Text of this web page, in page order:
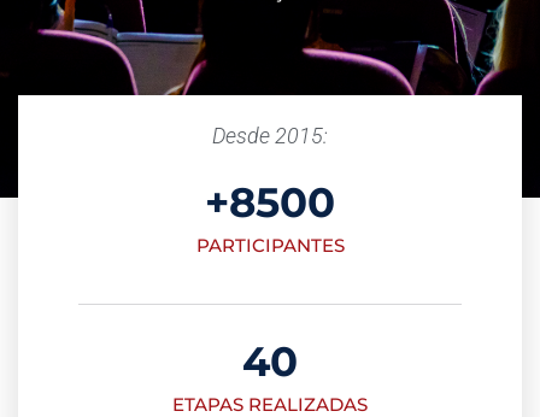
Desde 2015:
PARTICIPANTES
+8500
ETAPAS REALIZADAS
40